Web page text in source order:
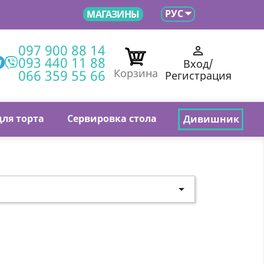
МАГАЗИНЫ РУС
торта Сервировка стола Дивишник
097 900 88 14
093 440 11 88
066 359 55 66 Корзина

Вход/
Регистрация
